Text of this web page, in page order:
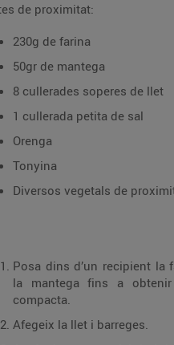
de proximitat:
230g de farina
50gr de mantega
8 cullerades soperes de llet
1 cullerada petita de sal
Orenga
Tonyina
Diversos vegetals de
Posa dins d’un recipient la
la mantega fins a
compacta.
Afegeix la llet i barreges.